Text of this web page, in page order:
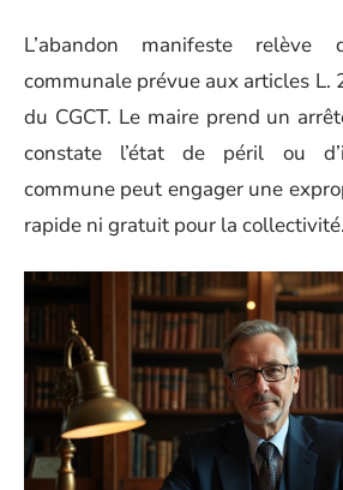
L’abandon manifeste
communale prévue aux articles L.
du CGCT. Le maire prend un
constate l’état de péril ou
commune peut engager une
rapide ni gratuit pour la collectivité.